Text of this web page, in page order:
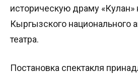
историческую драму «Кулан»
Кыргызского национального
театра.
Постановка спектакля